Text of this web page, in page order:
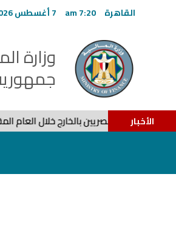
القاهرة 7:20 am 7 أغسطس 2026
وزارة
الأخبارللمصريين بالخارج خلال العام المقبل